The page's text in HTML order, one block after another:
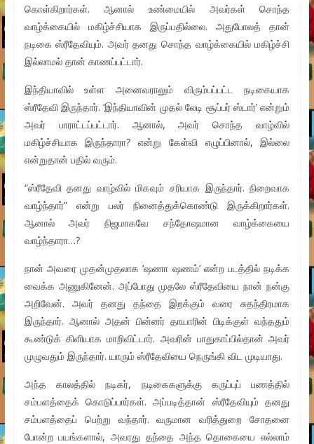
கொள்கிறார்கள். ஆனால் உண்மையில் அவர்கள் சொந்த
வாழ்க்கையில் மகிழ்ச்சியாக இருப்பதில்லை. அதுபோலத் தான்
நடிகை ஸ்ரீதேவியும். அவர் தனது சொந்த வாழ்க்கையில் மகிழ்ச்சி
இல்லாமல் தான் காணப்பட்டார்.
இந்தியாவில் உள்ள அனைவராலும் விரும்பப்பட்ட நடிகையாக
ஸ்ரீதேவி இருந்தார். ‘இந்தியாவின் முதல் லேடி சூப்பர் ஸ்டார்’ என்றும்
அவர் பாராட்டப்பட்டார். ஆனால், அவர் சொந்த வாழ்வில்
மகிழ்ச்சியாக இருந்தாரா? என்று கேள்வி எழுப்பினால், இல்லை
என்றுதான் பதில் வரும்.
“ஸ்ரீதேவி தனது வாழ்வில் மிகவும் சரியாக இருந்தார். நிறைவாக
வாழ்ந்தார்” என்று பலர் நினைத்துக்கொண்டு இருக்கிறார்கள்.
ஆனால் அவர் நிஜமாகவே சந்தோஷமான வாழ்க்கையை
வாழ்ந்தாரா…?
நான் அவரை முதன்முதலாக ‘ஷணா ஷணம்’ என்ற படத்தில் நடிக்க
வைக்க அணுகினேன். அப்போது முதலே ஸ்ரீதேவியை நான் நன்கு
அறிவேன். அவர் தனது தந்தை இறக்கும் வரை சுதந்திரமாக
இருந்தார். ஆனால் அதன் பின்னர் தாயாரின் பிடிக்குள் வந்ததும்
கூண்டுக் கிளியாக மாறிவிட்டார். அவரின் பாதுகாப்பில்தான் அவர்
முழுவதும் இருந்தார். யாரும் ஸ்ரீதேவியை நெருங்கி விட முடியாது.
அந்த காலத்தில் நடிகர், நடிகைகளுக்கு கருப்புப் பணத்தில்
சம்பளத்தைக் கொடுப்பார்கள். அப்படித்தான் ஸ்ரீதேவியும் தனது
சம்பளத்தைப் பெற்று வந்தார். வருமான வரித்துறை சோதனை
போன்ற பயங்களால், அவரது தந்தை அந்த தொகையை எல்லாம்